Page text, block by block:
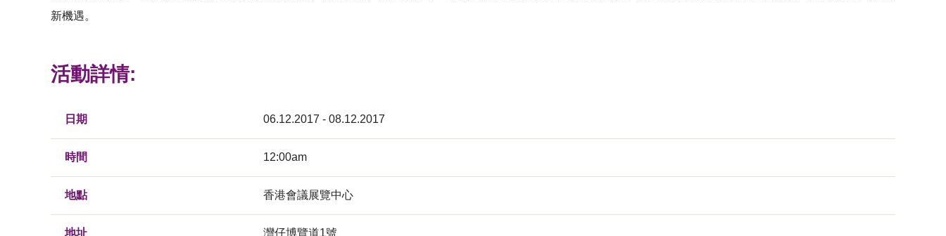
新機遇。
活動詳情:
日期 06.12.2017 - 08.12.2017
時間 12:00am
地點 香港會議展覽中心
地址 灣仔博覽道1號